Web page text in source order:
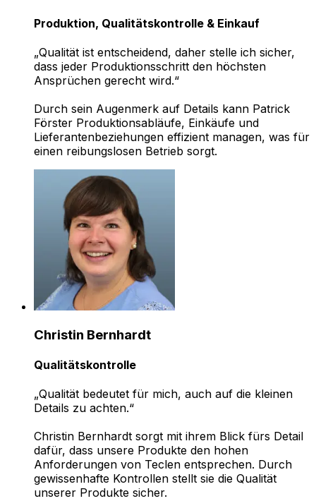
Produktion, Qualitätskontrolle & Einkauf
„Qualität ist entscheidend, daher stelle ich sicher,
dass jeder Produktionsschritt den höchsten
Ansprüchen gerecht wird.“
Durch sein Augenmerk auf Details kann Patrick
Förster Produktionsabläufe, Einkäufe und
Lieferantenbeziehungen effizient managen, was für
einen reibungslosen Betrieb sorgt.
Christin Bernhardt
Qualitätskontrolle
„Qualität bedeutet für mich, auch auf die kleinen
Details zu achten.“
Christin Bernhardt sorgt mit ihrem Blick fürs Detail
dafür, dass unsere Produkte den hohen
Anforderungen von Teclen entsprechen. Durch
gewissenhafte Kontrollen stellt sie die Qualität
unserer Produkte sicher.